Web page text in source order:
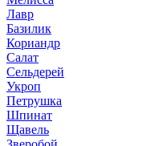
Лавр
Базилик
Кориандр
Салат
Сельдерей
Укроп
Петрушка
Шпинат
Щавель